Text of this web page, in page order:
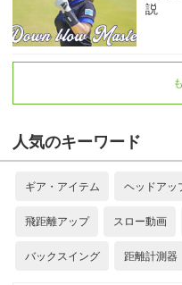
説
人気のキーワード
ギア・アイテム ヘッドアッ
飛距離アップ スロー動画
バックスイング 距離計測器